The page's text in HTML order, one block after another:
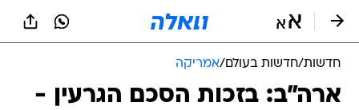
חדשות/חדשות בעולם/אמריקה
ארה"ב: בזכות הסכם הגרעין -